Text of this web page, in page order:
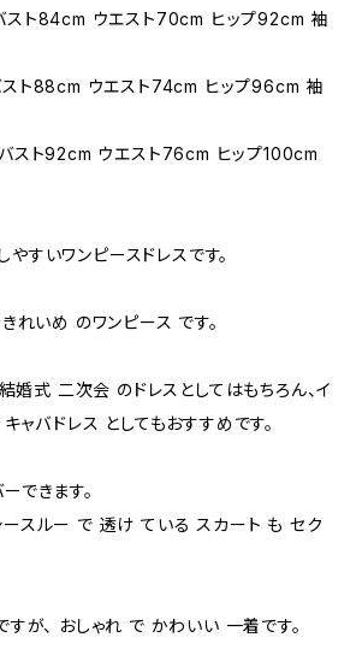
ト84cm ウエスト70cm ヒップ92cm 袖
ト88cm ウエスト74cm ヒップ96cm 袖
スト92cm ウエスト76cm ヒップ100cm
すいワンピースドレスです。
れいめ のワンピース です。
婚式 二次会 のドレスとしてはもちろん、イ
ャバドレス としてもおすすめです。
できます。
スルー で 透け ている スカート も セク
すが、 おしゃれ で かわいい 一着です。